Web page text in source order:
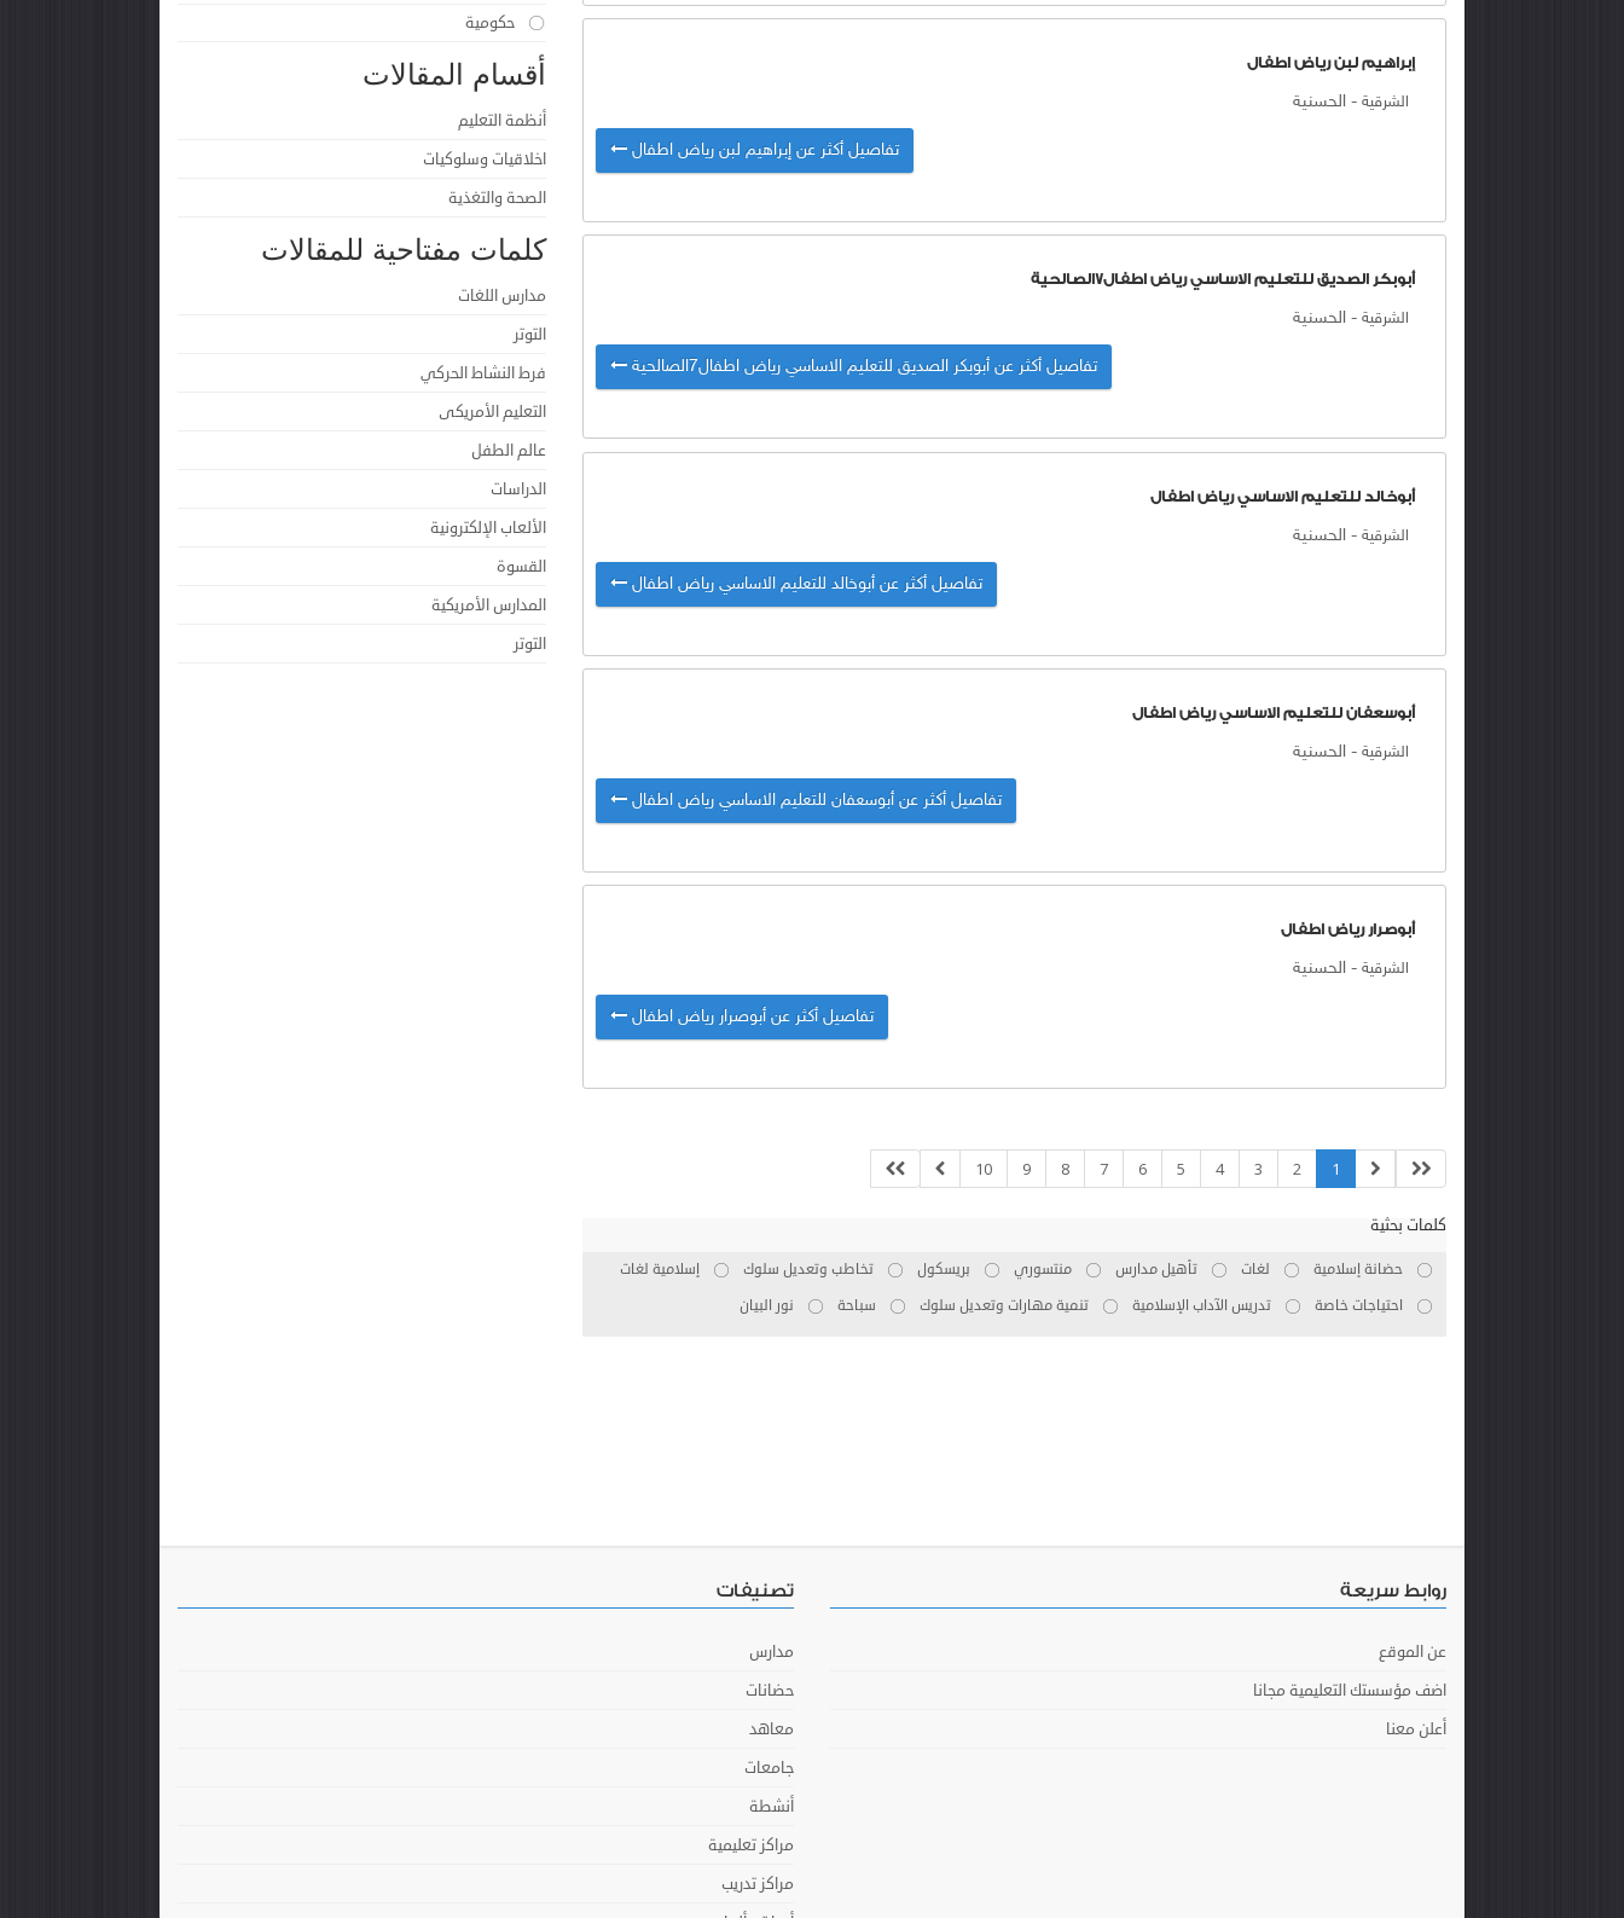
إبراهيم لبن رياض اطفال
الشرقية - الحسنية
تفاصيل أكثر عن إبراهيم لبن رياض اطفال
أبوبكر الصديق للتعليم الاساسي رياض اطفال7الصالحية
الشرقية - الحسنية
تفاصيل أكثر عن أبوبكر الصديق للتعليم الاساسي رياض اطفال7الصالحية
أبوخالد للتعليم الاساسي رياض اطفال
الشرقية - الحسنية
تفاصيل أكثر عن أبوخالد للتعليم الاساسي رياض اطفال
أبوسعفان للتعليم الاساسي رياض اطفال
الشرقية - الحسنية
تفاصيل أكثر عن أبوسعفان للتعليم الاساسي رياض اطفال
أبوصرار رياض اطفال
الشرقية - الحسنية
تفاصيل أكثر عن أبوصرار رياض اطفال
1
2
3
4
5
6
7
8
9
10
كلمات بحثية
حضانة إسلامية لغات تأهيل مدارس منتسوري بريسكول تخاطب وتعديل سلوك
إسلامية لغات
احتياجات خاصة
تدريس الآداب الإسلامية تنمية مهارات وتعديل سلوك سباحة نور البيان
حكومية
أقسام المقالات
أنظمة التعليم
اخلاقيات وسلوكيات
الصحة والتغذية
كلمات مفتاحية للمقالات
مدارس اللغات
التوتر
فرط النشاط الحركي
التعليم الأمريكى
عالم الطفل
الدراسات
الألعاب الإلكترونية
القسوة
المدارس الأمريكية
التوتر
روابط سريعة
عن الموقع
اضف مؤسستك التعليمية مجانا
أعلن معنا
تصنيفات
مدارس
حضانات
معاهد
جامعات
أنشطة
مراكز تعليمية
مراكز تدريب